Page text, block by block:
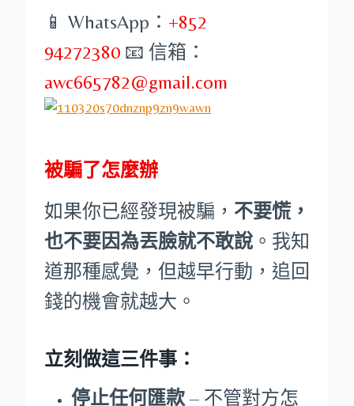
📱 WhatsApp： +852
94272380 📧 信箱：
awc665782@gmail.com
被騙了怎麼辦
如果你已經發現被騙， 不要慌，
也不要因為丟臉就不敢說 。我知
道那種感覺，但越早行動，追回
錢的機會就越大。
立刻做這三件事：
停止任何匯款 – 不管對方怎